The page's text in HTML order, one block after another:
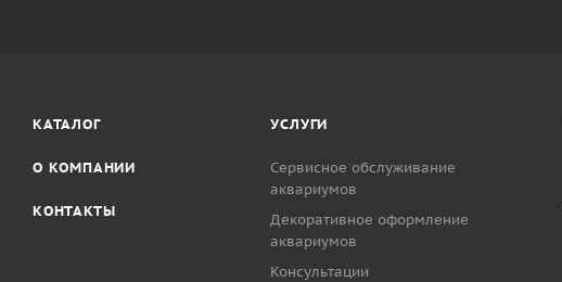
КАТАЛОГ
О КОМПАНИИ
КОНТАКТЫ
УСЛУГИ
Сервисное обслуживание
аквариумов
Декоративное оформление
аквариумов
Консультации